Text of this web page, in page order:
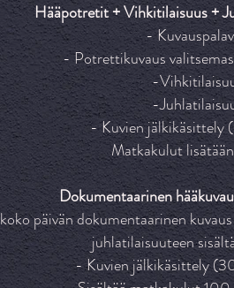
Hääpotretit + Vihkitilaisuus +
-
- Potrettikuvaus
-
-
- Kuvien jälkikäsittely
Matkakulut
Dokumentaarinen
koko päivän dokumentaarinen
juhlatilaisuuteen
- Kuvien jälkikäsittely